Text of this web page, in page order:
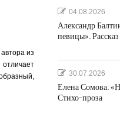
из
04.08.2026
Александр
певицы». Рассказ
30.07.2026
Елена Сомова.
Стихо-проза